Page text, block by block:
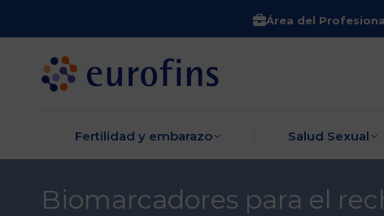
Área del
Fertilidad y embarazo Salud Sexual
Biomarcadores para el
Fertilidad y embarazo